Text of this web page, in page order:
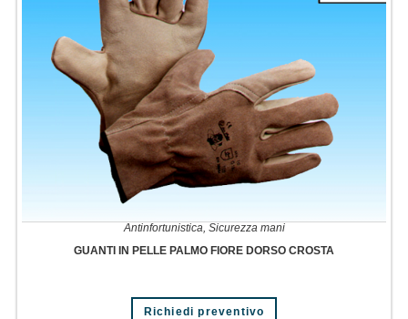
Antinfortunistica, Sicurezza mani
GUANTI IN PELLE PALMO FIORE DORSO CROSTA
Richiedi preventivo